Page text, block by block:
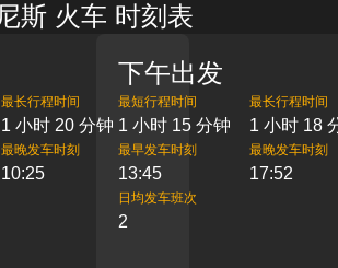
斯 火车 时刻表
最长行程时间
1 小时 20 分钟
最晚发车时刻
10:25
下午出发
最短行程时间
1 小时 15 分钟
最长行程时间
1 小时 18
最早发车时刻
13:45
最晚发车时刻
17:52
日均发车班次
2